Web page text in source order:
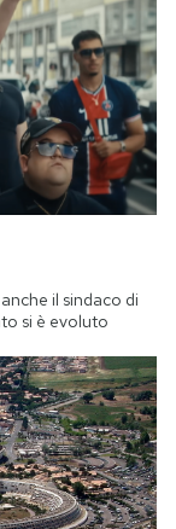
il sindaco di
si è evoluto